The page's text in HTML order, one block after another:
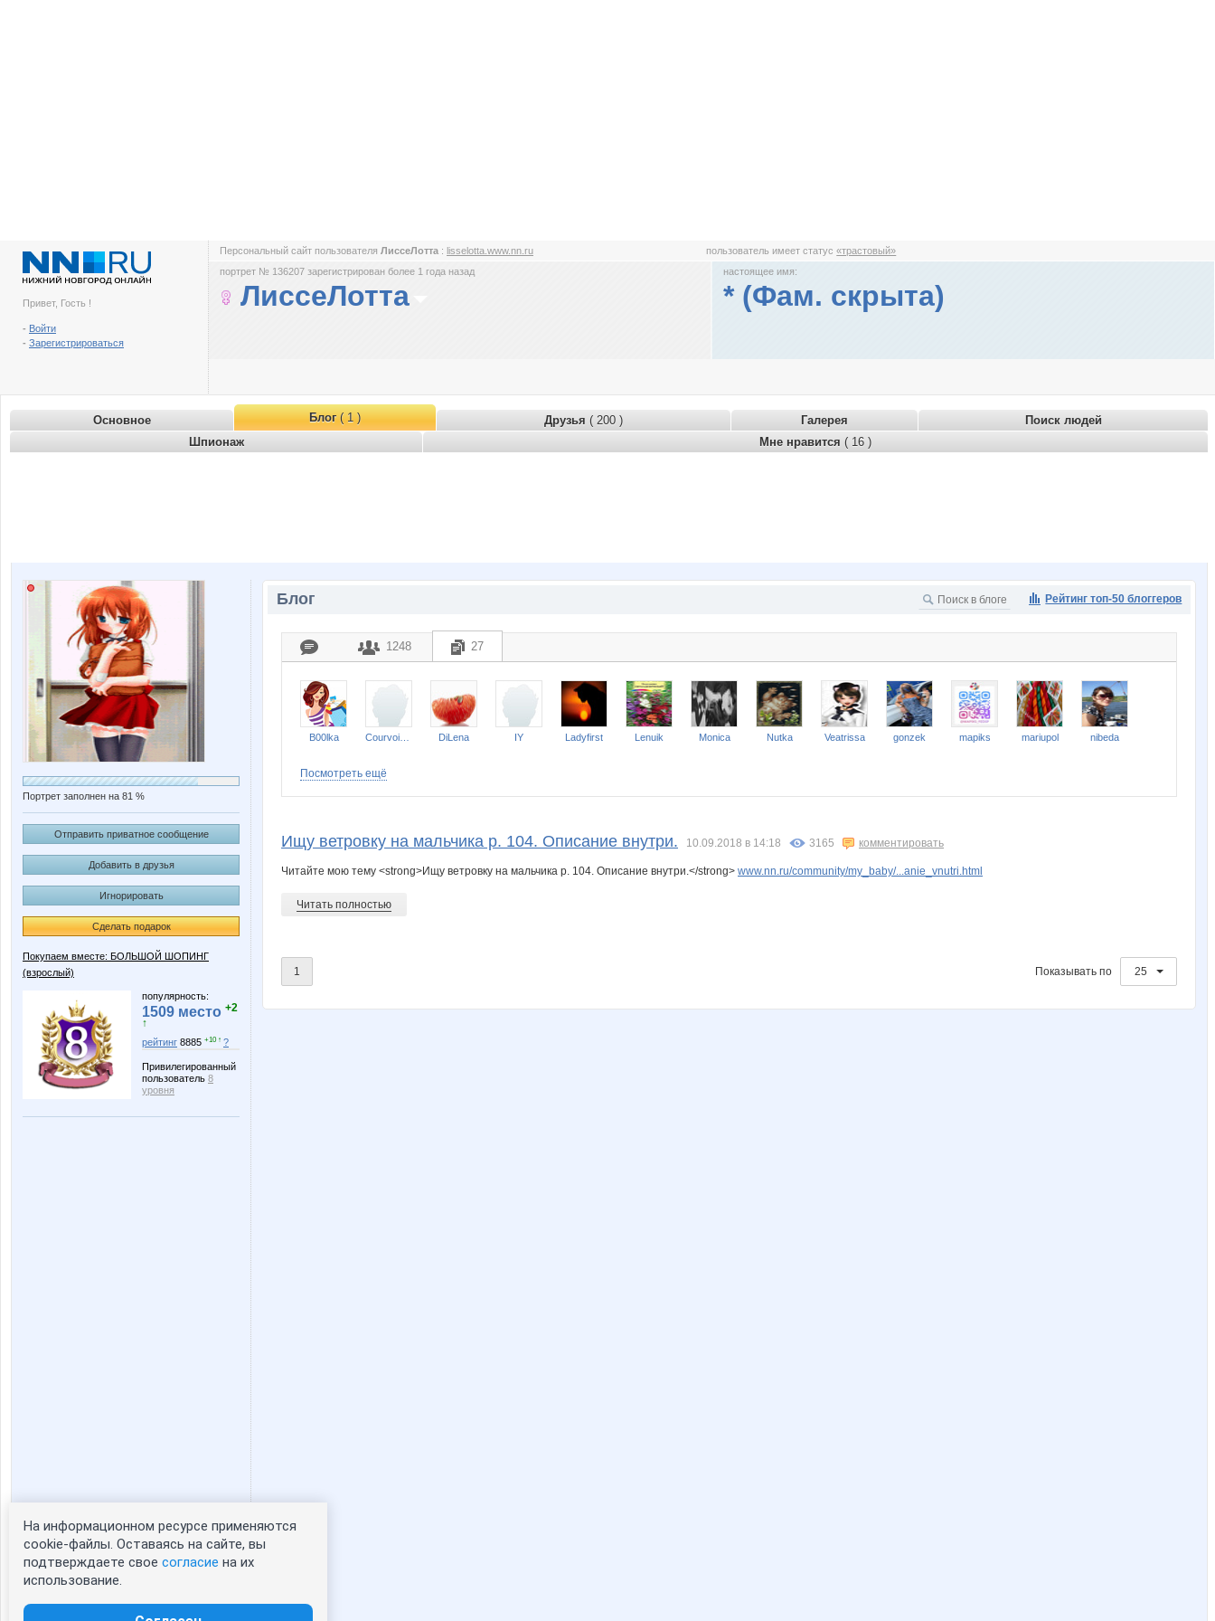
Привет, Гость !
- Войти
- Зарегистрироваться
Персональный сайт пользователя ЛиссеЛотта : lisselotta.www.nn.ru пользователь имеет статус«трастовый»
портрет № 136207 зарегистрирован более 1 года назад
ЛиссеЛотта
настоящее имя:
* (Фам. скрыта)
Основное Блог( 1 ) Друзья ( 200 ) Галерея
Поиск людей
Шпионаж
Мне нравится ( 16 )
Портрет заполнен на 81 %
Отправить приватное сообщение
Добавить в друзья
Игнорировать
Сделать подарок
Покупаем вместе: БОЛЬШОЙ ШОПИНГ
(взрослый)
популярность:
1509 место +2
↑
рейтинг 8885 +10 ↑ ?
Привилегированный
пользователь 8
уровня
Статистика портрета:
сейчас просматривают портрет - 0
зарегистрированные пользователи
Рейтинг топ-50 блоггеров
Блог
1248 27
B00lka DiLena IY Ladyfirst Lenuik Monica Nutka Veatrissa gonzek mapiks mariupol nibeda
Посмотреть ещё
Ищу ветровку на мальчика р. 104. Описание внутри. 10.09.2018 в 14:18 3165 комментировать
Читайте мою тему <strong>Ищу ветровку на мальчика р. 104. Описание внутри.</strong> www.nn.ru/community/my_baby/...anie_vnutri.html
Читать полностью
1 25
Показывать по
На информационном ресурсе применяются
cookie-файлы. Оставаясь на сайте, вы
подтверждаете свое согласие на их
использование.